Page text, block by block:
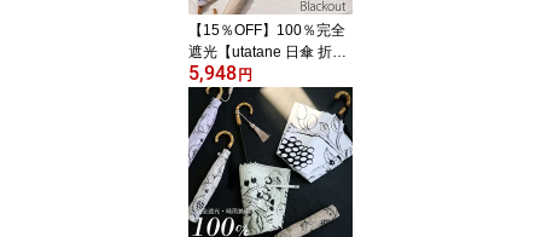
ディース]2026新作
【15％OFF】100％完全
遮光【utatane 日傘 折り
たたみ トップレス 2段 5
5cm｜形態安定 無地 バ
ンブー タッセル付】遮光
率100％ UVカット99.9%
以上 遮熱 涼しい 晴雨兼
用 1級遮光 撥水 軽量｜た
たみやすい｜大判｜竹製
｜高見え [レディース メ
5,948円